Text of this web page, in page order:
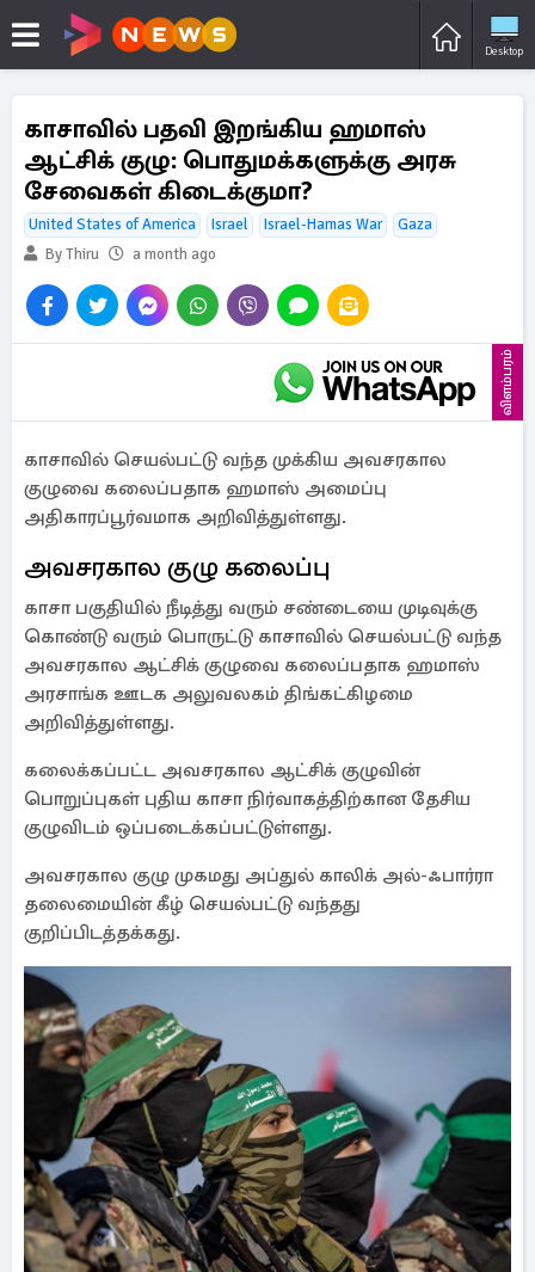
Desktop
காசாவில் பதவி இறங்கிய ஹமாஸ்
ஆட்சிக் குழு: பொதுமக்களுக்கு அரசு
சேவைகள் கிடைக்குமா?
United States of America Israel Israel-Hamas War
Gaza
By Thiru
a month ago
விளம்பரம்
காசாவில் செயல்பட்டு வந்த முக்கிய அவசரகால
குழுவை கலைப்பதாக ஹமாஸ் அமைப்பு
அதிகாரப்பூர்வமாக அறிவித்துள்ளது.
அவசரகால குழு கலைப்பு
காசா பகுதியில் நீடித்து வரும் சண்டையை முடிவுக்கு
கொண்டு வரும் பொருட்டு காசாவில் செயல்பட்டு வந்த
அவசரகால ஆட்சிக் குழுவை கலைப்பதாக ஹமாஸ்
அரசாங்க ஊடக அலுவலகம் திங்கட்கிழமை
அறிவித்துள்ளது.
கலைக்கப்பட்ட அவசரகால ஆட்சிக் குழுவின்
பொறுப்புகள் புதிய காசா நிர்வாகத்திற்கான தேசிய
குழுவிடம் ஒப்படைக்கப்பட்டுள்ளது.
அவசரகால குழு முகமது அப்துல் காலிக் அல்-ஃபார்ரா
தலைமையின் கீழ் செயல்பட்டு வந்தது
குறிப்பிடத்தக்கது.